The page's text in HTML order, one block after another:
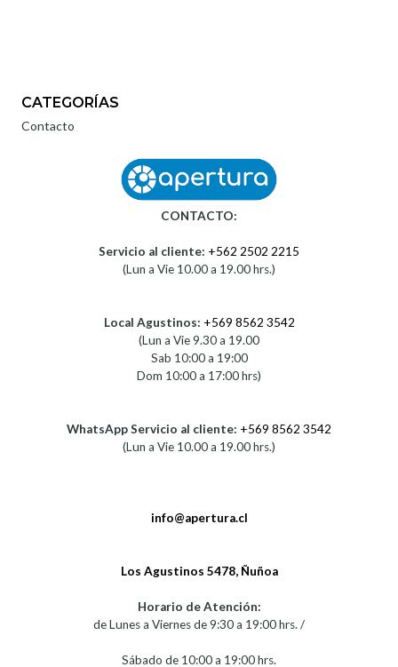
CATEGORÍAS
Contacto
CONTACTO:
Servicio al cliente: +562 2502 2215
(Lun a Vie 10.00 a 19.00 hrs.)
Local Agustinos: +569 8562 3542
(Lun a Vie 9.30 a 19.00
Sab 10:00 a 19:00
Dom 10:00 a 17:00 hrs)
WhatsApp Servicio al cliente: +569 8562 3542
(Lun a Vie 10.00 a 19.00 hrs.)
info@apertura.cl
Los Agustinos 5478, Ñuñoa
Horario de Atención:
de Lunes a Viernes de 9:30 a 19:00 hrs. /
Sábado de 10:00 a 19:00 hrs.